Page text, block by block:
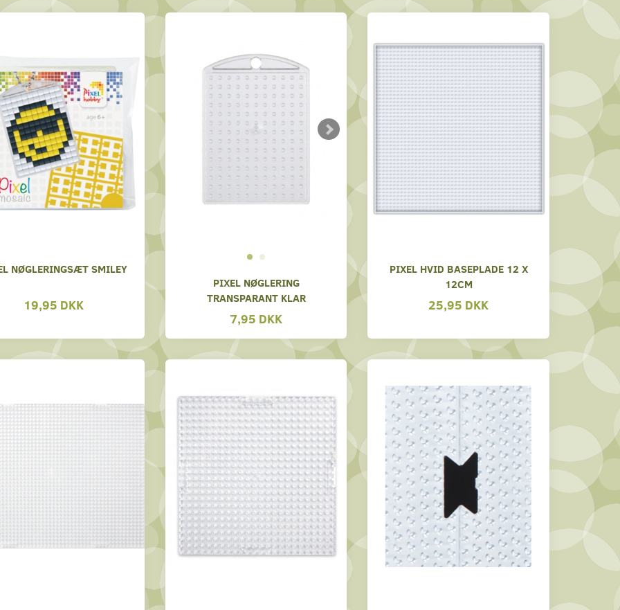
NØGLERINGSÆT SMILEY
19,95 DKK
PIXEL NØGLERING
TRANSPARANT KLAR
7,95 DKK
PIXEL HVID BASEPLADE 12 X
12CM
25,95 DKK